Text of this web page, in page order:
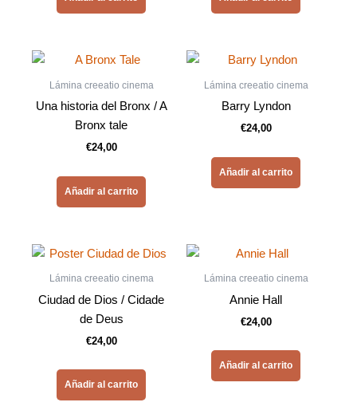
Lámina creeatio cinema
Una historia del Bronx / A
Bronx tale
€24,00
Añadir al carrito
Lámina creeatio cinema
Barry Lyndon
€24,00
Añadir al carrito
Lámina creeatio cinema
Ciudad de Dios / Cidade
de Deus
€24,00
Añadir al carrito
Lámina creeatio cinema
Annie Hall
€24,00
Añadir al carrito